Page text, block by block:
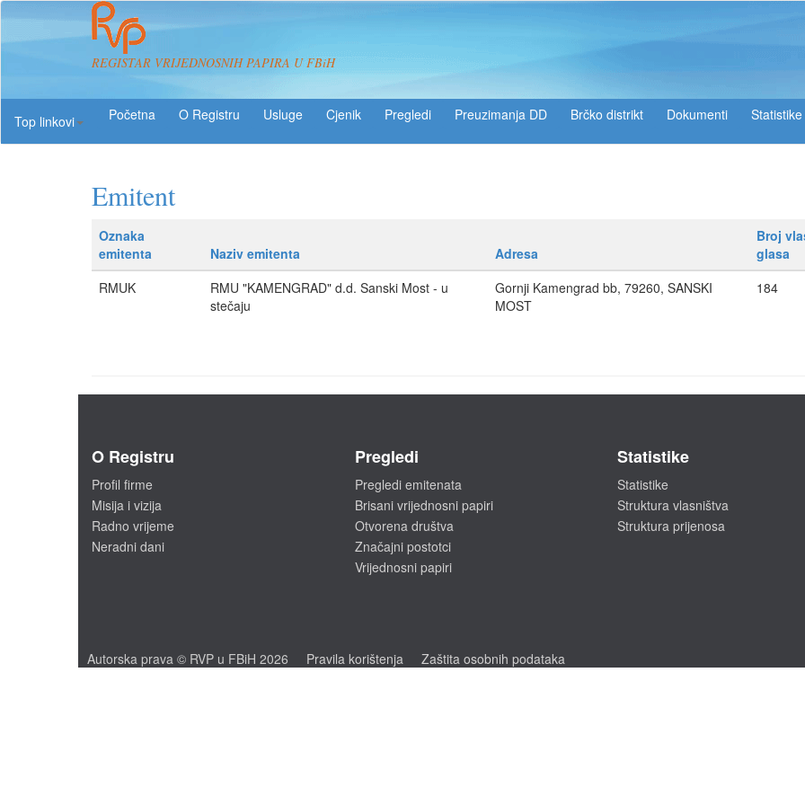
REGISTAR VRIJEDNOSNIH PAPIRA U FBiH
Top linkovi
O Registru Usluge Pregledi Preuzimanja DD Brčko distrikt Dokumenti Statistike
Emitent
Oznaka
emitenta
Naziv emitenta Adresa
Broj
glasa
RMUK
RMU "KAMENGRAD" d.d. Sanski Most - u
stečaju
Gornji Kamengrad bb, 79260, SANSKI
MOST
184
O Registru
Profil firme
Misija i vizija
Radno vrijeme
Neradni dani
Pregledi
Pregledi emitenata
Brisani vrijednosni papiri
Otvorena društva
Značajni postotci
Vrijednosni papiri
Statistike
Statistike
Struktura vlasništva
Struktura prijenosa
Autorska prava © RVP u FBiH 2026 Pravila korištenja Zaštita osobnih podataka